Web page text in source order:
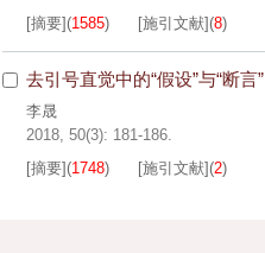
[摘要](1585) [施引文献](8)
去引号直觉中的“假设”与“断言”
李晟
2018, 50(3): 181-186.
[摘要](1748) [施引文献](2)